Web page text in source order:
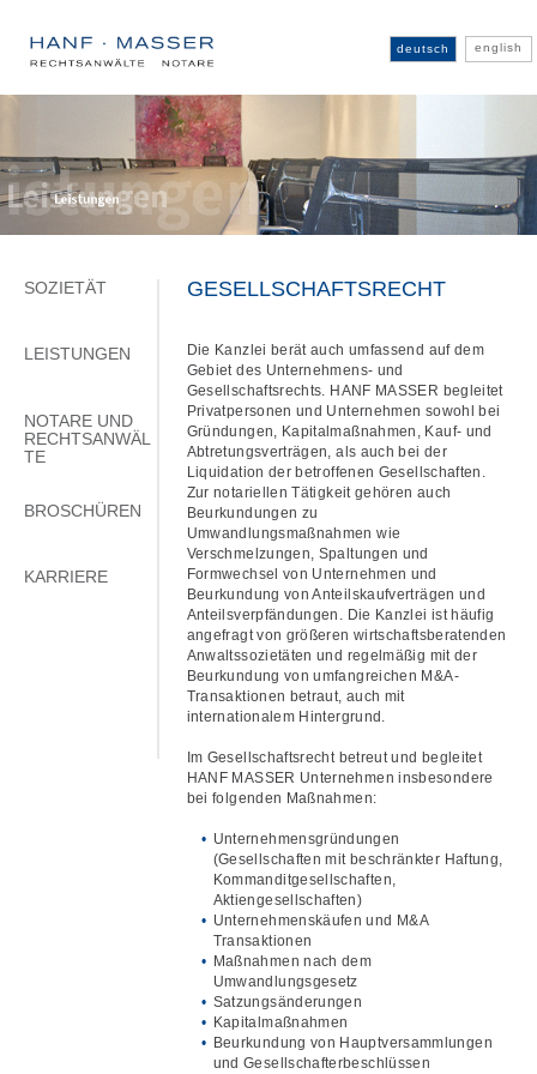
deutsch english
GESELLSCHAFTSRECHT
Die Kanzlei berät auch umfassend auf dem
Gebiet des Unternehmens- und
Gesellschaftsrechts. HANF MASSER begleitet
Privatpersonen und Unternehmen sowohl bei
Gründungen, Kapitalmaßnahmen, Kauf- und
Abtretungsverträgen, als auch bei der
Liquidation der betroffenen Gesellschaften.
Zur notariellen Tätigkeit gehören auch
Beurkundungen zu
Umwandlungsmaßnahmen wie
Verschmelzungen, Spaltungen und
Formwechsel von Unternehmen und
Beurkundung von Anteilskaufverträgen und
Anteilsverpfändungen. Die Kanzlei ist häufig
angefragt von größeren wirtschaftsberatenden
Anwaltssozietäten und regelmäßig mit der
Beurkundung von umfangreichen M&A-
Transaktionen betraut, auch mit
internationalem Hintergrund.
Im Gesellschaftsrecht betreut und begleitet
HANF MASSER Unternehmen insbesondere
bei folgenden Maßnahmen:
Unternehmensgründungen
(Gesellschaften mit beschränkter Haftung,
Kommanditgesellschaften,
Aktiengesellschaften)
Unternehmenskäufen und M&A
Transaktionen
Maßnahmen nach dem
Umwandlungsgesetz
Satzungsänderungen
Kapitalmaßnahmen
Beurkundung von Hauptversammlungen
und Gesellschafterbeschlüssen
SOZIETÄT
LEISTUNGEN
NOTARE UND
RECHTSANWÄL
TE
BROSCHÜREN
KARRIERE